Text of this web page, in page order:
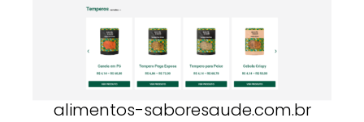
alimentos-saboresaude.com.br